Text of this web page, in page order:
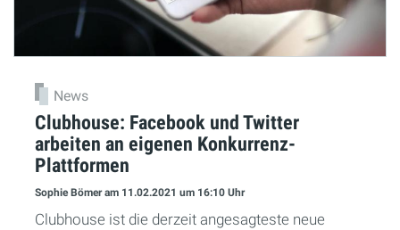
News
Clubhouse: Facebook und Twitter
arbeiten an eigenen Konkurrenz-
Plattformen
Sophie Bömeram 11.02.2021 um 16:10 Uhr
Clubhouse ist die derzeit angesagteste neue